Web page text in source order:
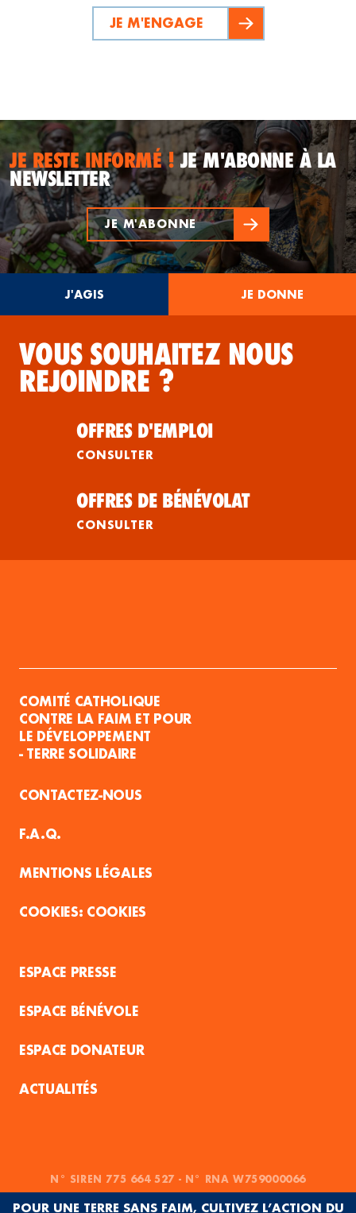
JE M'ENGAGE
JE RESTE INFORMÉ !JE M'ABONNE À LA
NEWSLETTER
JE M'ABONNE
J'AGIS JE DONNE
VOUS SOUHAITEZ NOUS
REJOINDRE ?
OFFRES D'EMPLOI
CONSULTER
OFFRES DE BÉNÉVOLAT
CONSULTER
COMITÉ CATHOLIQUE
CONTRE LA FAIM ET POUR
LE DÉVELOPPEMENT
- TERRE SOLIDAIRE
CONTACTEZ-NOUS
F.A.Q.
MENTIONS LÉGALES
COOKIES
ESPACE PRESSE
ESPACE BÉNÉVOLE
ESPACE DONATEUR
ACTUALITÉS
N° SIREN 775 664 527 - N° RNA W759000066
POUR UNE TERRE SANS FAIM, CULTIVEZ L’ACTION DU